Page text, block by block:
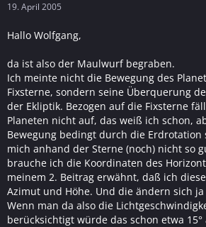
19. April 2005
Hallo Wolfgang,
da ist also der Maulwurf begraben.
Ich meinte nicht die Bewegung des
Fixsterne, sondern seine Überquerung
der Ekliptik. Bezogen auf die Fixsterne
Planeten nicht auf, das weiß ich schon,
Bewegung bedingt durch die Erdrotation
mich anhand der Sterne (noch) nicht so
brauche ich die Koordinaten des
meinem 2. Beitrag erwähnt, daß ich
Azimut und Höhe. Und die ändern sich
Wenn man da also die
berücksichtigt würde das schon etwa 15°